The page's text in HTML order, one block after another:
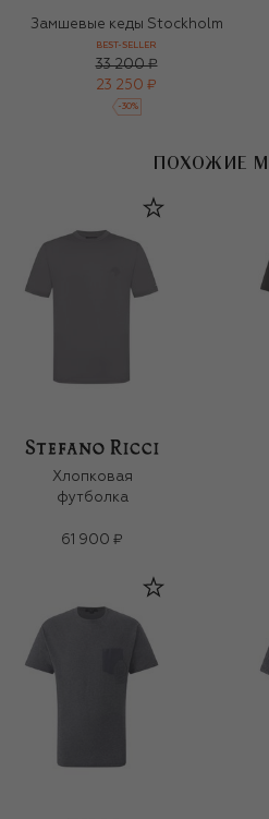
Замшевые кеды Stockholm
BEST-SELLER
33 200 ₽
23 250 ₽
-30%
ПОХОЖИЕ
Хлопковая
футболка
61 900 ₽